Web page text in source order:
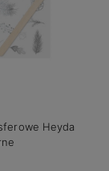
Heyda